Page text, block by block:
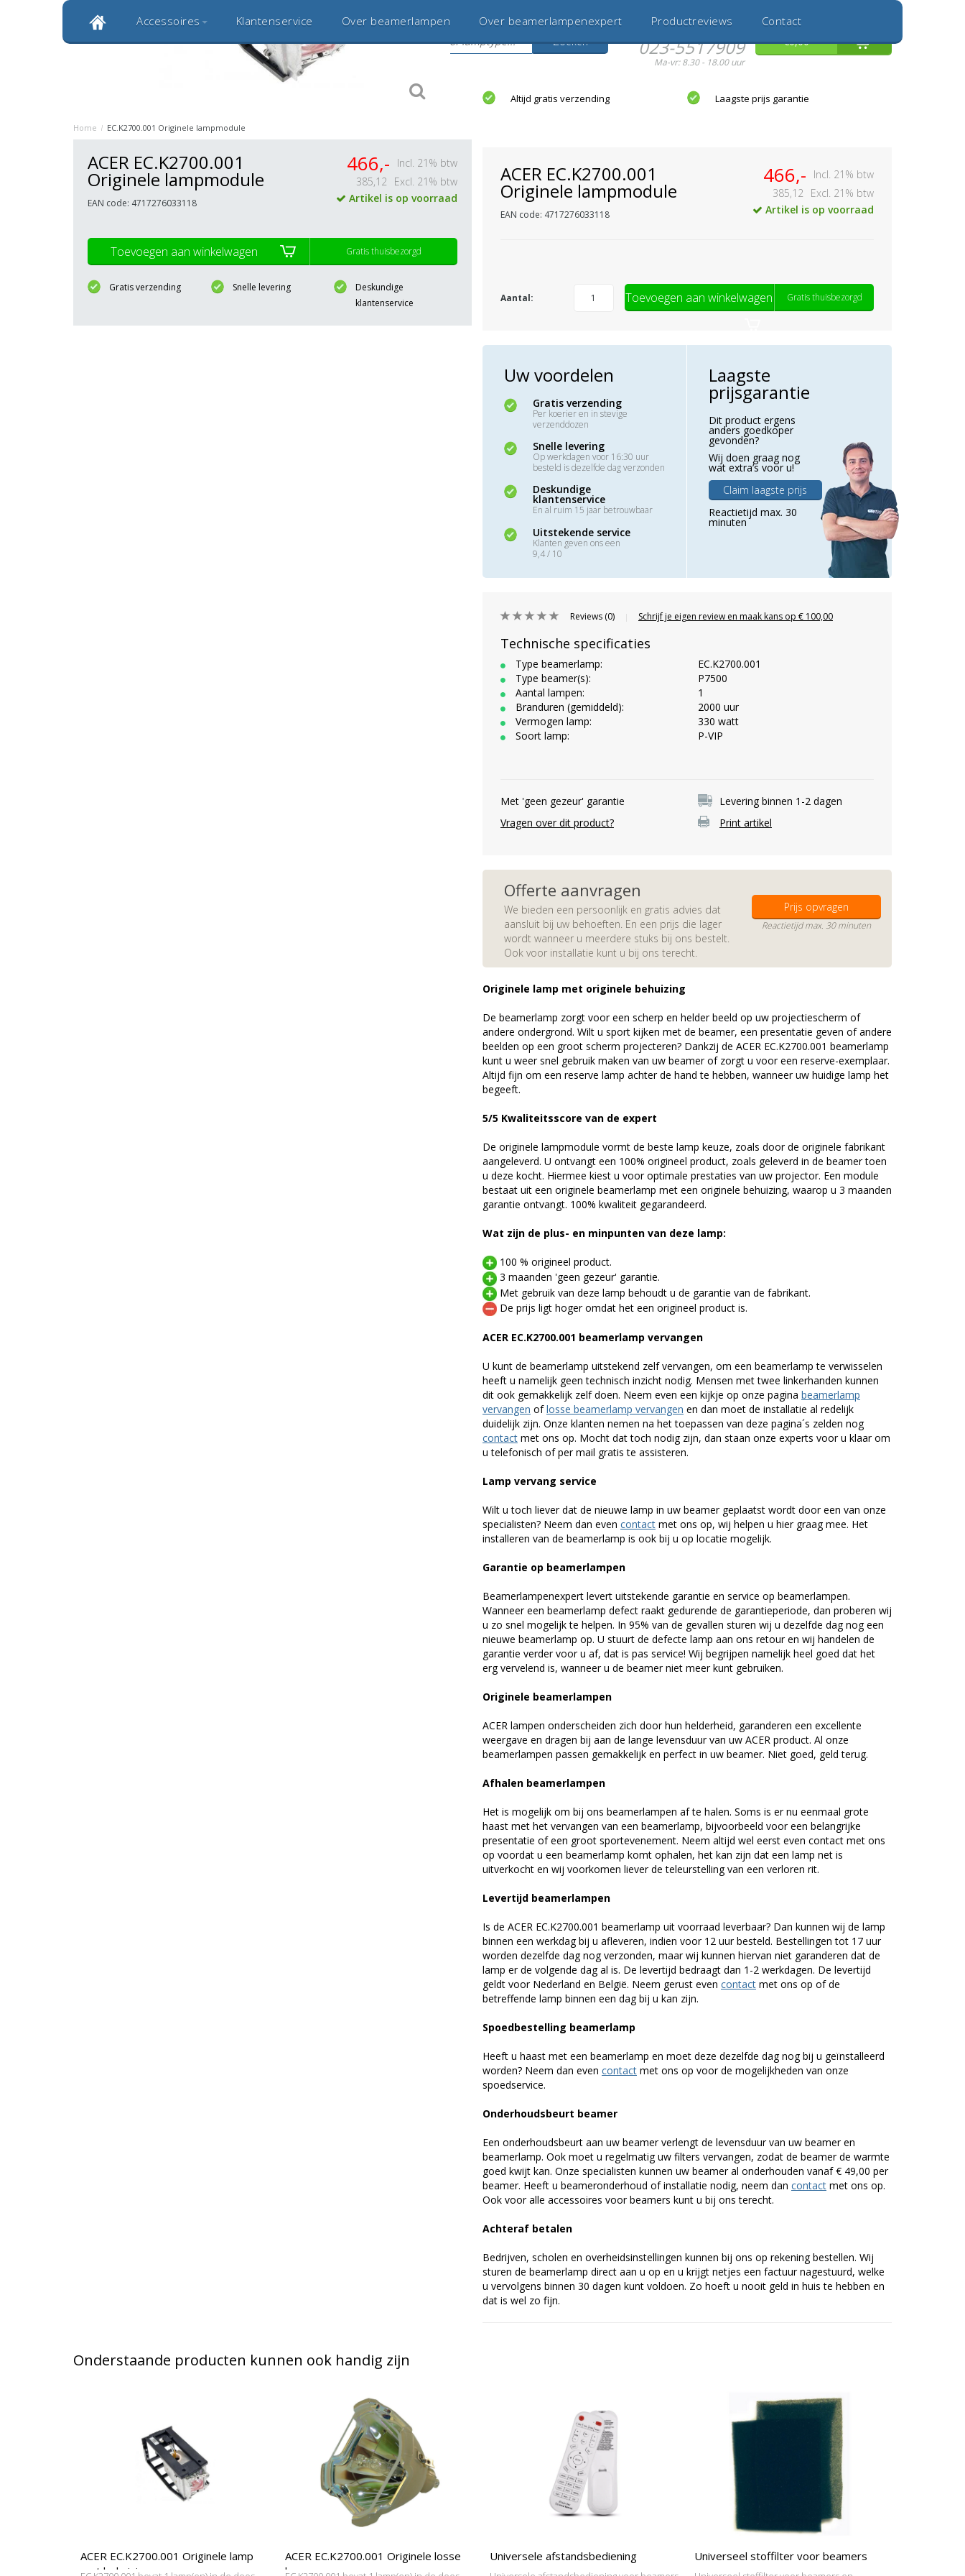
Inloggen
Klantbeoordeling 9,0
Bekijk alle 1000+ reviews
Zoeken
Hulp nodig?
023-5517909
Ma-vr: 8.30 - 18.00 uur
€0,00
Accessoires Klantenservice Over beamerlampen Over beamerlampenexpert Productreviews Contact
20 jaar betrouwbaar en ervaren Altijd gratis verzending Laagste prijs garantie
Home / EC.K2700.001 Originele lampmodule
ACER EC.K2700.001
Originele lampmodule
EAN code: 4717276033118
466,-
Incl. 21% btw
385,12
Excl. 21% btw
Artikel is op voorraad
Toevoegen aan winkelwagen Gratis thuisbezorgd
Gratis verzending Snelle levering
Deskundige
klantenservice
ACER EC.K2700.001
Originele lampmodule
EAN code: 4717276033118
466,-
Incl. 21% btw
385,12 Excl. 21% btw
Artikel is op voorraad
Aantal: Toevoegen aan winkelwagen Gratis thuisbezorgd
Uw voordelen
Gratis verzending
Per koerier en in stevige
verzenddozen
Snelle levering
Op werkdagen voor 16:30 uur
besteld is dezelfde dag verzonden
Deskundige
klantenservice
En al ruim 15 jaar betrouwbaar
Uitstekende service
Klanten geven ons een
9,4 / 10
Laagste
prijsgarantie
Dit product ergens
anders goedkoper
gevonden?
Wij doen graag nog
wat extra’s voor u!
Claim laagste prijs
Reactietijd max. 30
minuten
Reviews (0) Schrijf je eigen review en maak kans op € 100,00
Technische specificaties
Type beamerlamp:
EC.K2700.001
Type beamer(s):
P7500
Aantal lampen:
1
Branduren (gemiddeld):
2000 uur
Vermogen lamp:
330 watt
Soort lamp:
P-VIP
Met 'geen gezeur' garantie
Levering binnen 1-2 dagen
Vragen over dit product?
Print artikel
Offerte aanvragen
We bieden een persoonlijk en gratis advies dat
aansluit bij uw behoeften. En een prijs die lager
wordt wanneer u meerdere stuks bij ons bestelt.
Ook voor installatie kunt u bij ons terecht.
Prijs opvragen
Reactietijd max. 30 minuten
Originele lamp met originele behuizing
De beamerlamp zorgt voor een scherp en helder beeld op uw projectiescherm of
andere ondergrond. Wilt u sport kijken met de beamer, een presentatie geven of andere
beelden op een groot scherm projecteren? Dankzij de ACER EC.K2700.001 beamerlamp
kunt u weer snel gebruik maken van uw beamer of zorgt u voor een reserve-exemplaar.
Altijd fijn om een reserve lamp achter de hand te hebben, wanneer uw huidige lamp het
begeeft.
5/5 Kwaliteitsscore van de expert
De originele lampmodule vormt de beste lamp keuze, zoals door de originele fabrikant
aangeleverd. U ontvangt een 100% origineel product, zoals geleverd in de beamer toen
u deze kocht. Hiermee kiest u voor optimale prestaties van uw projector. Een module
bestaat uit een originele beamerlamp met een originele behuizing, waarop u 3 maanden
garantie ontvangt. 100% kwaliteit gegarandeerd.
Wat zijn de plus- en minpunten van deze lamp:
100 % origineel product.
3 maanden 'geen gezeur' garantie.
Met gebruik van deze lamp behoudt u de garantie van de fabrikant.
De prijs ligt hoger omdat het een origineel product is.
ACER EC.K2700.001 beamerlamp vervangen
U kunt de beamerlamp uitstekend zelf vervangen, om een beamerlamp te verwisselen
heeft u namelijk geen technisch inzicht nodig. Mensen met twee linkerhanden kunnen
dit ook gemakkelijk zelf doen. Neem even een kijkje op onze pagina beamerlamp
vervangen oflosse beamerlamp vervangen en dan moet de installatie al redelijk
duidelijk zijn. Onze klanten nemen na het toepassen van deze pagina´s zelden nog
contact met ons op. Mocht dat toch nodig zijn, dan staan onze experts voor u klaar om
u telefonisch of per mail gratis te assisteren.
Lamp vervang service
Wilt u toch liever dat de nieuwe lamp in uw beamer geplaatst wordt door een van onze
specialisten? Neem dan even contact met ons op, wij helpen u hier graag mee. Het
installeren van de beamerlamp is ook bij u op locatie mogelijk.
Garantie op beamerlampen
Beamerlampenexpert levert uitstekende garantie en service op beamerlampen.
Wanneer een beamerlamp defect raakt gedurende de garantieperiode, dan proberen wij
u zo snel mogelijk te helpen. In 95% van de gevallen sturen wij u dezelfde dag nog een
nieuwe beamerlamp op. U stuurt de defecte lamp aan ons retour en wij handelen de
garantie verder voor u af, dat is pas service! Wij begrijpen namelijk heel goed dat het
erg vervelend is, wanneer u de beamer niet meer kunt gebruiken.
Originele beamerlampen
ACER lampen onderscheiden zich door hun helderheid, garanderen een excellente
weergave en dragen bij aan de lange levensduur van uw ACER product. Al onze
beamerlampen passen gemakkelijk en perfect in uw beamer. Niet goed, geld terug.
Afhalen beamerlampen
Het is mogelijk om bij ons beamerlampen af te halen. Soms is er nu eenmaal grote
haast met het vervangen van een beamerlamp, bijvoorbeeld voor een belangrijke
presentatie of een groot sportevenement. Neem altijd wel eerst even contact met ons
op voordat u een beamerlamp komt ophalen, het kan zijn dat een lamp net is
uitverkocht en wij voorkomen liever de teleurstelling van een verloren rit.
Levertijd beamerlampen
Is de ACER EC.K2700.001 beamerlamp uit voorraad leverbaar? Dan kunnen wij de lamp
binnen een werkdag bij u afleveren, indien voor 12 uur besteld. Bestellingen tot 17 uur
worden dezelfde dag nog verzonden, maar wij kunnen hiervan niet garanderen dat de
lamp er de volgende dag al is. De levertijd bedraagt dan 1-2 werkdagen. De levertijd
geldt voor Nederland en België. Neem gerust even contact met ons op of de
betreffende lamp binnen een dag bij u kan zijn.
Spoedbestelling beamerlamp
Heeft u haast met een beamerlamp en moet deze dezelfde dag nog bij u geïnstalleerd
worden? Neem dan even contact met ons op voor de mogelijkheden van onze
spoedservice.
Onderhoudsbeurt beamer
Een onderhoudsbeurt aan uw beamer verlengt de levensduur van uw beamer en
beamerlamp. Ook moet u regelmatig uw filters vervangen, zodat de beamer de warmte
goed kwijt kan. Onze specialisten kunnen uw beamer al onderhouden vanaf € 49,00 per
beamer. Heeft u beameronderhoud of installatie nodig, neem dan contact met ons op.
Ook voor alle accessoires voor beamers kunt u bij ons terecht.
Achteraf betalen
Bedrijven, scholen en overheidsinstellingen kunnen bij ons op rekening bestellen. Wij
sturen de beamerlamp direct aan u op en u krijgt netjes een factuur nagestuurd, welke
u vervolgens binnen 30 dagen kunt voldoen. Zo hoeft u nooit geld in huis te hebben en
dat is wel zo fijn.
Onderstaande producten kunnen ook handig zijn
ACER EC.K2700.001 Originele lamp
met behuizing
ACER EC.K2700.001 Originele losse
lamp
Universele afstandsbediening Universeel stoffilter voor beamers